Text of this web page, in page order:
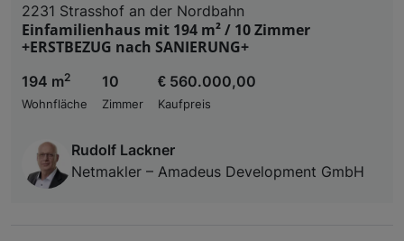
2231 Strasshof an der Nordbahn
Einfamilienhaus mit 194 m² / 10 Zimmer
+ERSTBEZUG nach SANIERUNG+
194 m2
Wohnfläche
10
Zimmer
€ 560.000,00
Kaufpreis
Rudolf Lackner
Netmakler – Amadeus Development GmbH